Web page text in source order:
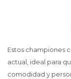
Estos championes
actual, ideal para
comodidad y